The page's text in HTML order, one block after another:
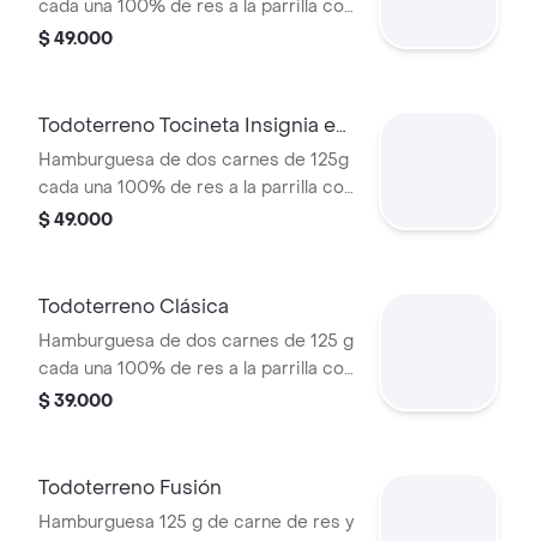
cada una 100% de res a la parrilla con
salsa bbq, tocineta, queso mozzarella,
$ 49.000
Todoterreno Tocineta Insignia en
combo
Hamburguesa de dos carnes de 125g
cada una 100% de res a la parrilla con
salsa BBQ, tocineta, queso
tomate y mostaza en pan papa +
$ 49.000
Todoterreno Clásica
Hamburguesa de dos carnes de 125 g
cada una 100% de res a la parrilla con
salsa bbq, queso mozzarella, lechuga,
$ 39.000
Todoterreno Fusión
Hamburguesa 125 g de carne de res y